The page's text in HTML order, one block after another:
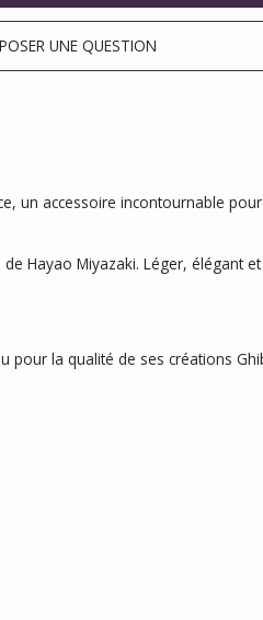
UNE QUESTION
accessoire incontournable
Hayao Miyazaki. Léger,
la qualité de ses créations